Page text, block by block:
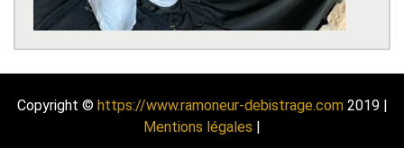
Copyright © https://www.ramoneur-debistrage.com2019 |
Mentions légales |